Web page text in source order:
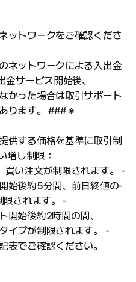
ットワークをご確認くださ
ネットワークによる入出金
サービス開始後、
かった場合は取引サポート
ります。 ### ※
供する価格を基準に取引制
増し制限：
い注文が制限されます。 -
始後約5分間、前日終値の-
されます。 -
開始後約2時間の間、
イプが制限されます。 -
表でご確認ください。